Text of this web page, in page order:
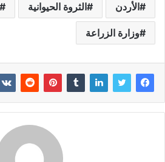
الأردن الثروة الحيوانية
وزارة الزراعة